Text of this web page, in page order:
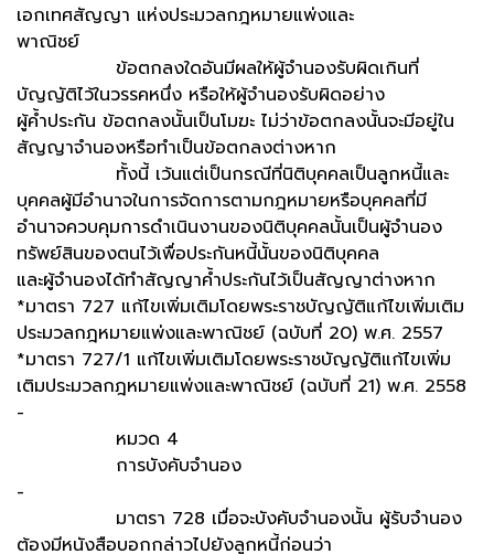
เอกเทศสัญญา แห่งประมวลกฎหมายแพ่งและ
พาณิชย์
ข้อตกลงใดอันมีผลให้ผู้จำนองรับผิดเกินที่
บัญญัติไว้ในวรรคหนึ่ง หรือให้ผู้จำนองรับผิดอย่าง
ผู้ค้ำประกัน ข้อตกลงนั้นเป็นโมฆะ ไม่ว่าข้อตกลงนั้นจะมีอยู่ใน
สัญญาจำนองหรือทำเป็นข้อตกลงต่างหาก
ทั้งนี้ เว้นแต่เป็นกรณีที่นิติบุคคลเป็นลูกหนี้และ
บุคคลผู้มีอำนาจในการจัดการตามกฎหมายหรือบุคคลที่มี
อำนาจควบคุมการดำเนินงานของนิติบุคคลนั้นเป็นผู้จำนอง
ทรัพย์สินของตนไว้เพื่อประกันหนี้นั้นของนิติบุคคล
และผู้จำนองได้ทำสัญญาค้ำประกันไว้เป็นสัญญาต่างหาก
*มาตรา 727 แก้ไขเพิ่มเติมโดยพระราชบัญญัติแก้ไขเพิ่มเติม
ประมวลกฎหมายแพ่งและพาณิชย์ (ฉบับที่ 20) พ.ศ. 2557
*มาตรา 727/1 แก้ไขเพิ่มเติมโดยพระราชบัญญัติแก้ไขเพิ่ม
เติมประมวลกฎหมายแพ่งและพาณิชย์ (ฉบับที่ 21) พ.ศ. 2558
-
หมวด 4
การบังคับจำนอง
-
มาตรา 728 เมื่อจะบังคับจำนองนั้น ผู้รับจำนอง
ต้องมีหนังสือบอกกล่าวไปยังลูกหนี้ก่อนว่า